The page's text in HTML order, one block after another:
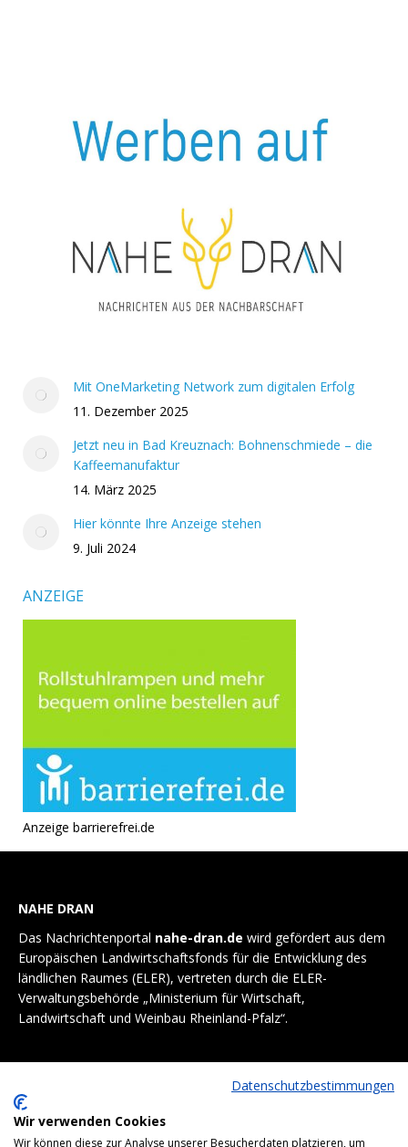
Mit OneMarketing Network zum digitalen Erfolg
11. Dezember 2025
Jetzt neu in Bad Kreuznach: Bohnenschmiede – die
Kaffeemanufaktur
14. März 2025
Hier könnte Ihre Anzeige stehen
9. Juli 2024
ANZEIGE
Anzeige barrierefrei.de
NAHE DRAN
Das Nachrichtenportal nahe-dran.de wird gefördert aus dem
Europäischen Landwirtschaftsfonds für die Entwicklung des
ländlichen Raumes (ELER), vertreten durch die ELER-
Verwaltungsbehörde „Ministerium für Wirtschaft,
Landwirtschaft und Weinbau Rheinland-Pfalz“.
Datenschutzbestimmungen
Wir verwenden Cookies
Wir können diese zur Analyse unserer Besucherdaten platzieren, um